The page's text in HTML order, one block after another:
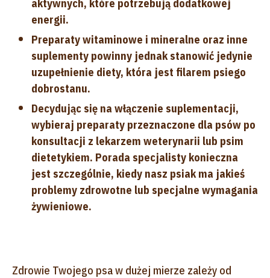
aktywnych, które potrzebują dodatkowej
energii.
Preparaty witaminowe i mineralne oraz inne
suplementy powinny jednak stanowić jedynie
uzupełnienie diety, która jest filarem psiego
dobrostanu.
Decydując się na włączenie suplementacji,
wybieraj preparaty przeznaczone dla psów po
konsultacji z lekarzem weterynarii lub psim
dietetykiem. Porada specjalisty konieczna
jest szczególnie, kiedy nasz psiak ma jakieś
problemy zdrowotne lub specjalne wymagania
żywieniowe.
Zdrowie Twojego psa w dużej mierze zależy od